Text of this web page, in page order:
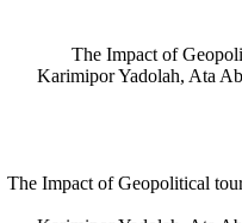
The Impact of
Karimipor Yadolah, Ata
The Impact of Geopolitical